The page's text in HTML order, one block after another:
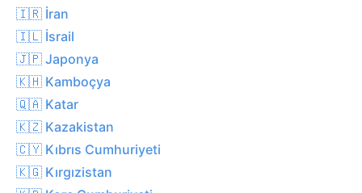
🇮🇷 İran
🇮🇱 İsrail
🇯🇵 Japonya
🇰🇭 Kamboçya
🇶🇦 Katar
🇰🇿 Kazakistan
🇨🇾 Kıbrıs Cumhuriyeti
🇰🇬 Kırgızistan